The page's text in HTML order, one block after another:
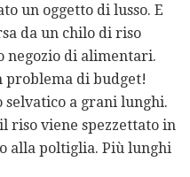
un oggetto di lusso. E
da un chilo di riso
negozio di alimentari.
problema di budget!
a grani lunghi.
riso viene spezzettato in
alla poltiglia. Più lunghi